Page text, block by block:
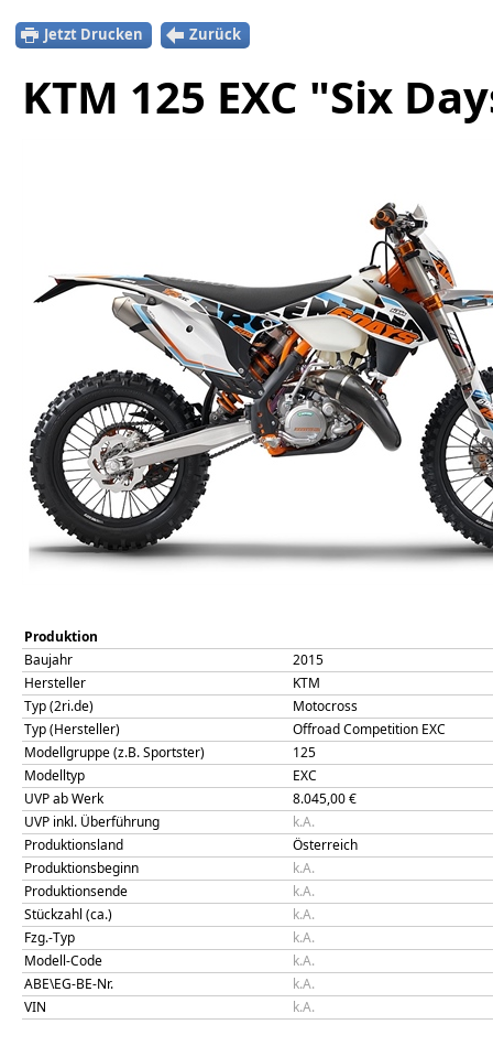
Jetzt Drucken Zurück
KTM 125 EXC "Six
Produktion
Baujahr
2015
Hersteller
KTM
Typ (2ri.de)
Motocross
Typ (Hersteller)
Offroad Competition EXC
Modellgruppe (z.B. Sportster)
125
Modelltyp
EXC
UVP ab Werk
8.045,00€
UVP inkl. Überführung
k.A.
Produktionsland
Österreich
Produktionsbeginn
k.A.
Produktionsende
k.A.
Stückzahl (ca.)
k.A.
Fzg.-Typ
k.A.
Modell-Code
k.A.
ABE\EG-BE-Nr.
k.A.
VIN
k.A.